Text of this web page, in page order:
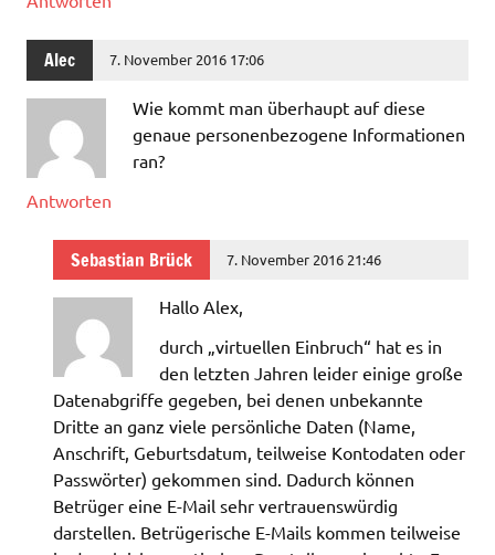
Alec 7. November 2016 17:06
Wie kommt man überhaupt auf diese
genaue personenbezogene Informationen
ran?
Antworten
Sebastian Brück 7. November 2016 21:46
Hallo Alex,
durch „virtuellen Einbruch“ hat es in
den letzten Jahren leider einige große
Datenabgriffe gegeben, bei denen unbekannte
Dritte an ganz viele persönliche Daten (Name,
Anschrift, Geburtsdatum, teilweise Kontodaten oder
Passwörter) gekommen sind. Dadurch können
Betrüger eine E-Mail sehr vertrauenswürdig
darstellen. Betrügerische E-Mails kommen teilweise